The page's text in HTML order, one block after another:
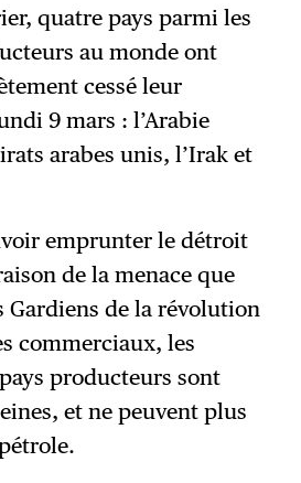
quatre pays parmi les
au monde ont
cessé leur
9 mars : l’Arabie
arabes unis, l’Irak et
emprunter le détroit
de la menace que
Gardiens de la révolution
commerciaux, les
producteurs sont
et ne peuvent plus